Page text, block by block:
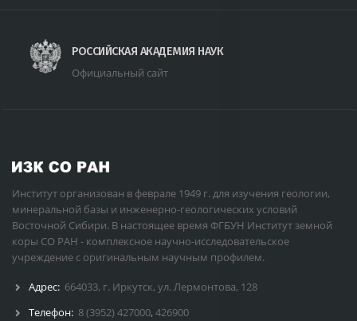
РОССИЙСКАЯ АКАДЕМИЯ НАУК
Официальный сайт
Институт организован в феврале 1949 г. для изучения геологии,
минеральной базы и инженерно-геологических условий
Восточной Сибири. В настоящее время ФГБУН Институт земной
коры СО РАН - комплексное научно-исследовательское
учреждение с оригинальным научным профилем.
Адрес: 664033, г. Иркутск, ул. Лермонтова, 128
Телефон: 8 (3952) 427000, 426900